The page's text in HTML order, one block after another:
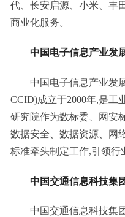
代、长安启源、小米、丰
商业化服务。
中国电子信息产业发
中国电子信息产业发
CCID)成立于2000年,是工
研究院作为数标委、网安
数据安全、数据资源、网
标准牵头制定工作,引领行
中国交通信息科技集
中国交通信息科技集